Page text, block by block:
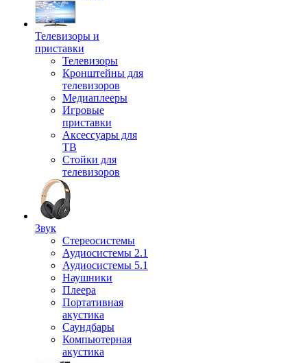
Телевизоры и
приставки
Телевизоры
Кронштейны для
телевизоров
Медиаплееры
Игровые
приставки
Аксессуары для
ТВ
Стойки для
телевизоров
Звук
Стереосистемы
Аудиосистемы 2.1
Аудиосистемы 5.1
Наушники
Плеера
Портативная
акустика
Саундбары
Компьютерная
акустика